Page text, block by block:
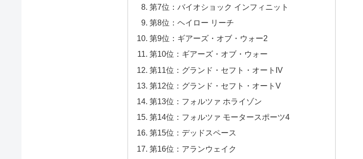
第7位：バイオショック インフィニット
第8位：ヘイロー リーチ
第9位：ギアーズ・オブ・ウォー2
第10位：ギアーズ・オブ・ウォー
第11位：グランド・セフト・オートIV
第12位：グランド・セフト・オートV
第13位：フォルツァ ホライゾン
第14位：フォルツァ モータースポーツ4
第15位：デッドスペース
第16位：アランウェイク